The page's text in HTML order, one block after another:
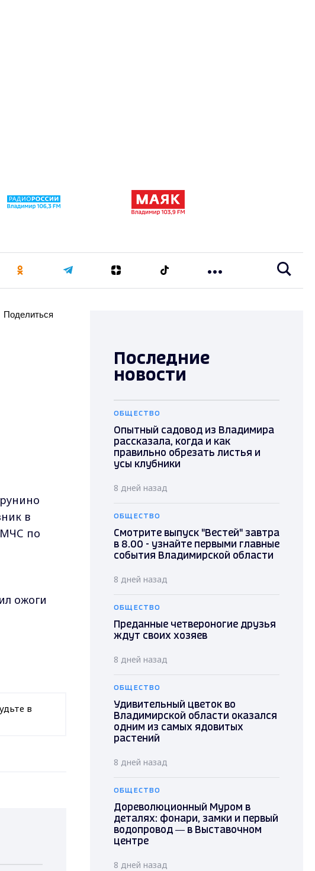
Поделиться
в
МЧС по
ожоги
в
Последние
новости
ОБЩЕСТВО
Опытный садовод из Владимира
рассказала, когда и как
правильно обрезать листья и
усы клубники
8 дней назад
ОБЩЕСТВО
Смотрите выпуск "Вестей" завтра
в 8.00 - узнайте первыми главные
события Владимирской области
8 дней назад
ОБЩЕСТВО
Преданные четвероногие друзья
ждут своих хозяев
8 дней назад
ОБЩЕСТВО
Удивительный цветок во
Владимирской области оказался
одним из самых ядовитых
растений
8 дней назад
ОБЩЕСТВО
Дореволюционный Муром в
деталях: фонари, замки и первый
водопровод — в Выставочном
центре
8 дней назад